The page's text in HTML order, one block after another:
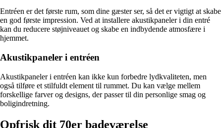
Entréen er det første rum, som dine gæster ser, så det er vigtigt at skabe
en god første impression. Ved at installere akustikpaneler i din entré
kan du reducere støjniveauet og skabe en indbydende atmosfære i
hjemmet.
Akustikpaneler i entréen
Akustikpaneler i entréen kan ikke kun forbedre lydkvaliteten, men
også tilføre et stilfuldt element til rummet. Du kan vælge mellem
forskellige farver og designs, der passer til din personlige smag og
boligindretning.
Opfrisk dit 70er badeværelse